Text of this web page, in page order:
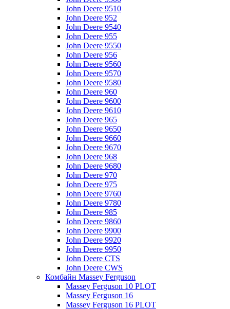
John Deere 9510
John Deere 952
John Deere 9540
John Deere 955
John Deere 9550
John Deere 956
John Deere 9560
John Deere 9570
John Deere 9580
John Deere 960
John Deere 9600
John Deere 9610
John Deere 965
John Deere 9650
John Deere 9660
John Deere 9670
John Deere 968
John Deere 9680
John Deere 970
John Deere 975
John Deere 9760
John Deere 9780
John Deere 985
John Deere 9860
John Deere 9900
John Deere 9920
John Deere 9950
John Deere CTS
John Deere CWS
Комбайн Massey Ferguson
Massey Ferguson 10 PLOT
Massey Ferguson 16
Massey Ferguson 16 PLOT